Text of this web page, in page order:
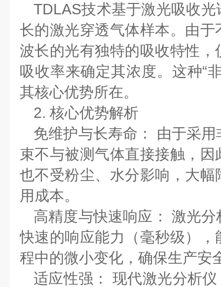
TDLAS技术基于激光吸收
长的激光穿透气体样本。由
波长的光有独特的吸收特性
吸收率来确定其浓度。这种“
其核心优势所在。
2. 核心优势解析
免维护与长寿命：
由于采
束不与被测气体直接接触，
也不受粉尘、水分影响，大
用成本。
高精度与快速响应：
激光分
快速的响应能力（毫秒级）
程中的微小变化，确保生产安
适应性强：
现代激光分析仪